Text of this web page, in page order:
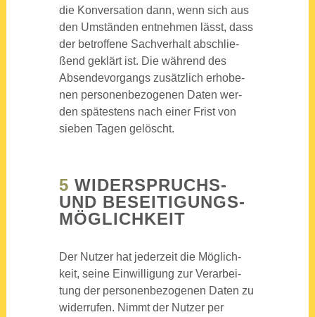
die Kon­ver­sa­ti­on dann, wenn sich aus
den Umstän­den ent­neh­men lässt, dass
der betrof­fe­ne Sach­ver­halt abschlie­
ßend geklärt ist. Die wäh­rend des
Absen­de­vor­gangs zusätz­lich erho­be­
nen per­so­nen­be­zo­ge­nen Daten wer­
den spä­tes­tens nach einer Frist von
sie­ben Tagen gelöscht.
5 WIDER­SPRUCHS-
UND BESEI­TI­GUNGS­
MÖG­LICH­KEIT
Der Nut­zer hat jeder­zeit die Mög­lich­
keit, sei­ne Ein­wil­li­gung zur Ver­ar­bei­
tung der per­so­nen­be­zo­ge­nen Daten zu
wider­ru­fen. Nimmt der Nut­zer per